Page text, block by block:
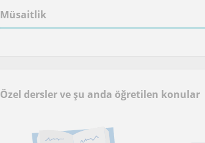
Müsaitlik
Özel dersler ve şu anda öğretilen konular